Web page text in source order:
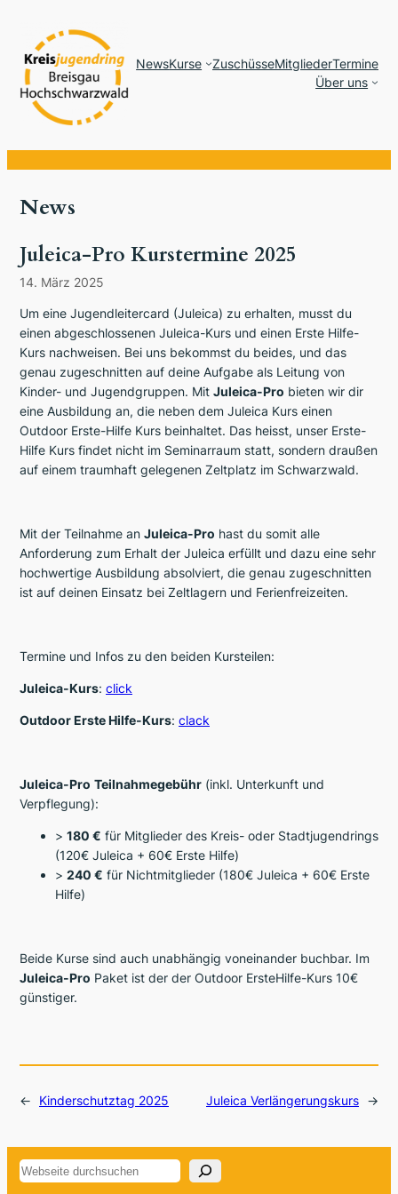
NewsKurse ZuschüsseMitgliederTermine
Über uns
News
Juleica-Pro Kurstermine 2025
14. März 2025
Um eine Jugendleitercard (Juleica) zu erhalten, musst du
einen abgeschlossenen Juleica-Kurs und einen Erste Hilfe-
Kurs nachweisen. Bei uns bekommst du beides, und das
genau zugeschnitten auf deine Aufgabe als Leitung von
Kinder- und Jugendgruppen. Mit Juleica-Pro bieten wir dir
eine Ausbildung an, die neben dem Juleica Kurs einen
Outdoor Erste-Hilfe Kurs beinhaltet. Das heisst, unser Erste-
Hilfe Kurs findet nicht im Seminarraum statt, sondern draußen
auf einem traumhaft gelegenen Zeltplatz im Schwarzwald.
Mit der Teilnahme an Juleica-Pro hast du somit alle
Anforderung zum Erhalt der Juleica erfüllt und dazu eine sehr
hochwertige Ausbildung absolviert, die genau zugeschnitten
ist auf deinen Einsatz bei Zeltlagern und Ferienfreizeiten.
Termine und Infos zu den beiden Kursteilen:
Juleica-Kurs: click
Outdoor Erste Hilfe-Kurs: clack
Juleica-Pro Teilnahmegebühr (inkl. Unterkunft und
Verpflegung):
> 180 € für Mitglieder des Kreis- oder Stadtjugendrings
(120€ Juleica + 60€ Erste Hilfe)
> 240 € für Nichtmitglieder (180€ Juleica + 60€ Erste
Hilfe)
Beide Kurse sind auch unabhängig voneinander buchbar. Im
Juleica-Pro Paket ist der der Outdoor ErsteHilfe-Kurs 10€
günstiger.
← Kinderschutztag 2025 Juleica Verlängerungskurs →
Suchen